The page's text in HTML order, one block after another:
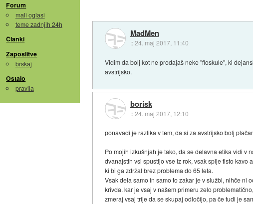
Forum
mali oglasi
teme zadnjih 24h
Članki
Zaposlitve
brskaj
Ostalo
pravila
MadMen
::24. maj 2017, 11:40
Vidim da bolj kot ne prodajaš neke "floskule", ki
avstrijsko.
borisk
::24. maj 2017, 12:10
ponavadi je razlika v tem, da si za avstrijsko bolj
Po mojih izkušnjah je tako, da se delavna etika vidi v
dvanajstih vsi spustijo vse iz rok, vsak spije tisto
ki bi ga zdržal brez problema do 65 leta.
Vsak dela samo in samo to zakar je v službi, nihče ni
krivda. kar je vsaj v našem primeru zelo
zmeraj vsaj trije da se skupaj odločijo, pa če tudi je